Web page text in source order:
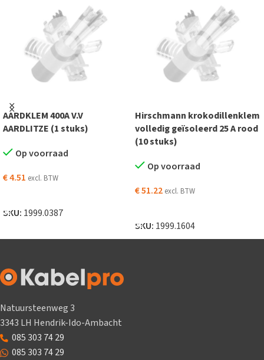
AARDKLEM 400A V.V
AARDLITZE (1 stuks)
Op voorraad
€4.51 excl. BTW
SKU: 1999.0387
Hirschmann krokodillenklem
volledig geïsoleerd 25 A rood
(10 stuks)
Op voorraad
€51.22 excl. BTW
SKU: 1999.1604
Natuursteenweg 3
3343 LH Hendrik-Ido-Ambacht
085 303 74 29
085 303 74 29